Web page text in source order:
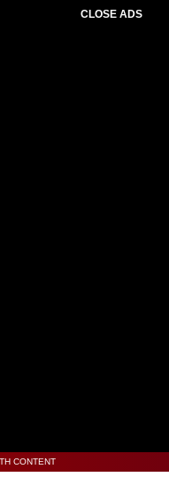
CLOSE ADS
CONTENT